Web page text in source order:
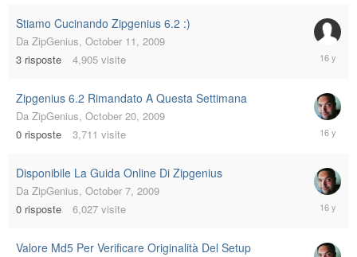
Stiamo Cucinando Zipgenius 6.2 :)
Da ZipGenius, October 11, 2009
3 risposte 4,905 visite
8,
Zipgenius 6.2 Rimandato A Questa Settimana
Da ZipGenius, October 20, 2009
0 risposte 3,711 visite
October
20,
Disponibile La Guida Online Di Zipgenius
Da ZipGenius, October 7, 2009
0 risposte 6,027 visite
October
7,
Valore Md5 Per Verificare Originalità Del Setup